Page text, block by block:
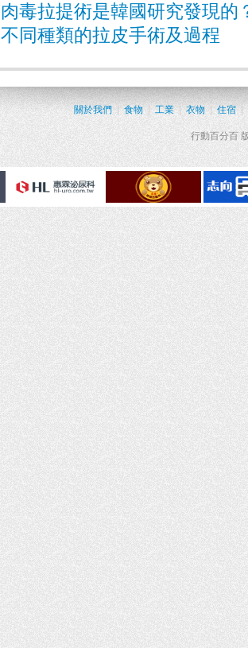
肉毒拉提術是韓國研究發現的
不同種類的拉皮手術及過程
關於我們 食物 工業 | 衣物 住宿 |
行動百分百